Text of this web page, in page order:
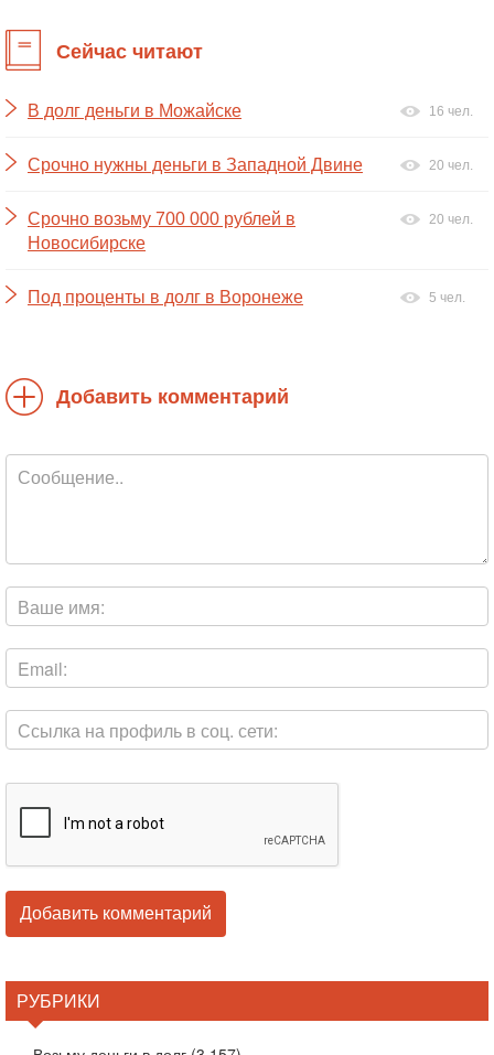
Сейчас читают
В долг деньги в Можайске 16 чел.
Срочно нужны деньги в Западной Двине 20 чел.
Срочно возьму 700 000 рублей в
Новосибирске
20 чел.
Под проценты в долг в Воронеже 5 чел.
Добавить комментарий
РУБРИКИ